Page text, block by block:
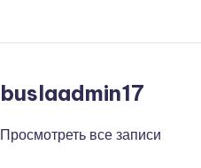
buslaadmin17
Просмотреть все записи